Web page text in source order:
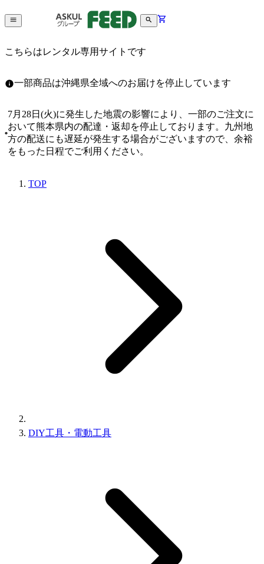
こちらはレンタル専用サイトです
一部商品は沖縄県全域へのお届けを停止しています
7月28日(火)に発生した地震の影響により、一部のご注文に
おいて熊本県内の配達・返却を停止しております。九州地
方の配送にも遅延が発生する場合がございますので、余裕
をもった日程でご利用ください。
TOP
DIY工具・電動工具